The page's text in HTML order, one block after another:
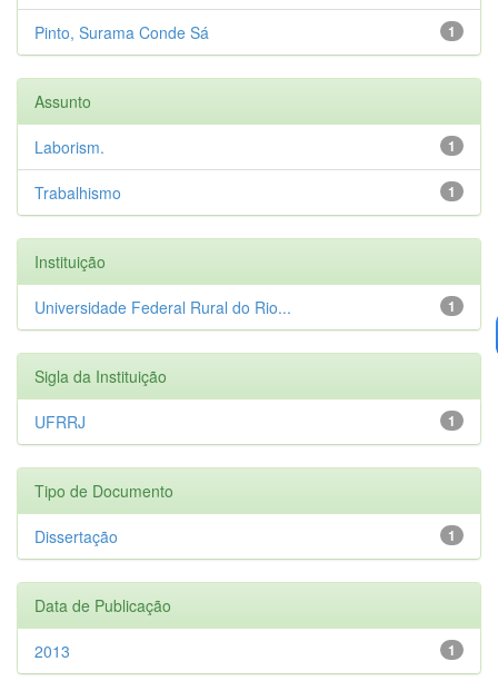
1
Pinto, Surama Conde Sá
Assunto
1
Laborism.
1
Trabalhismo
Instituição
1
Universidade Federal Rural do Rio...
Sigla da Instituição
1
UFRRJ
Tipo de Documento
1
Dissertação
Data de Publicação
1
2013